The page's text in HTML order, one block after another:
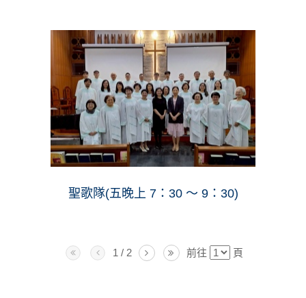
聖歌隊(五晚上 7：30 ～ 9：30)
1 / 2 前往 頁